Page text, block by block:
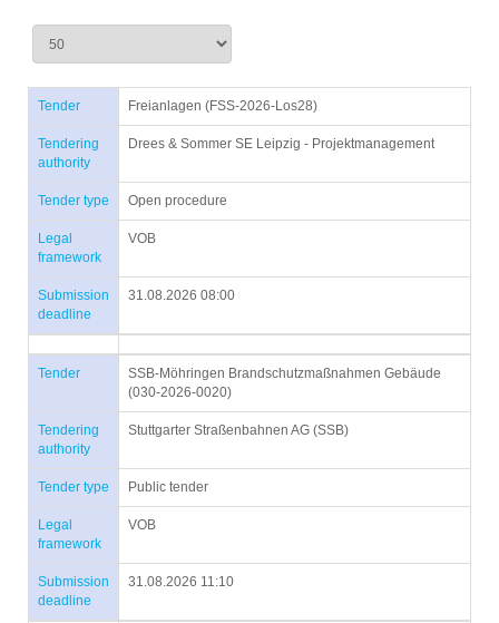
Tender Freianlagen (FSS-2026-Los28)
Tendering
authority
Drees & Sommer SE Leipzig - Projektmanagement
Tender type Open procedure
Legal
framework
VOB
Submission
deadline
31.08.2026 08:00
Tender
SSB-Möhringen Brandschutzmaßnahmen Gebäude
(030-2026-0020)
Tendering
authority
Stuttgarter Straßenbahnen AG (SSB)
Tender type Public tender
Legal
framework
VOB
Submission
deadline
31.08.2026 11:10